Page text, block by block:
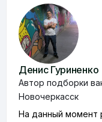
Денис Гуриненко
Автор подборки
Новочеркасск
На данный момент